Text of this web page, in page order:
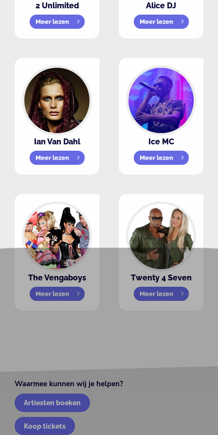
2 Unlimited
Meer lezen
Alice DJ
Meer lezen
Ian Van Dahl
Meer lezen
Ice MC
Meer lezen
The Vengaboys
Meer lezen
Twenty 4 Seven
Meer lezen
Waarmee kunnen wij je helpen?
Artiesten boeken
Koop tickets